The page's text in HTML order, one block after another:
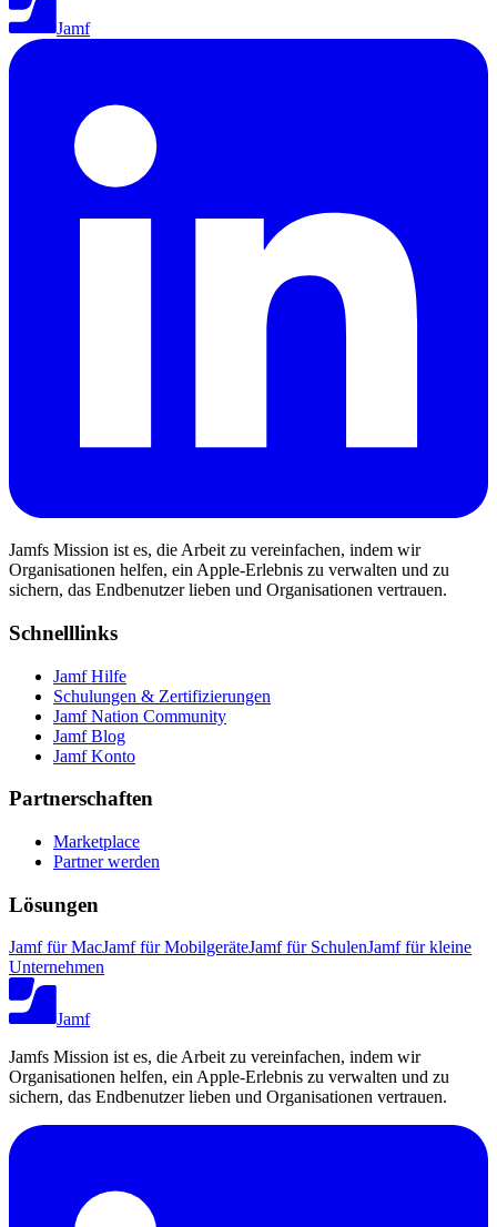
Jamf
Jamfs Mission ist es, die Arbeit zu vereinfachen, indem wir
Organisationen helfen, ein Apple-Erlebnis zu verwalten und zu
sichern, das Endbenutzer lieben und Organisationen vertrauen.
Schnelllinks
Jamf Hilfe
Schulungen & Zertifizierungen
Jamf Nation Community
Jamf Blog
Jamf Konto
Partnerschaften
Marketplace
Partner werden
Lösungen
Jamf für MacJamf für MobilgeräteJamf für SchulenJamf für kleine
Unternehmen
Jamf
Jamfs Mission ist es, die Arbeit zu vereinfachen, indem wir
Organisationen helfen, ein Apple-Erlebnis zu verwalten und zu
sichern, das Endbenutzer lieben und Organisationen vertrauen.